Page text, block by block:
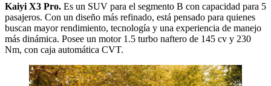
Kaiyi X3 Pro. Es un SUV para el segmento B con capacidad para 5
pasajeros. Con un diseño más refinado, está pensado para quienes
buscan mayor rendimiento, tecnología y una experiencia de manejo
más dinámica. Posee un motor 1.5 turbo naftero de 145 cv y 230
Nm, con caja automática CVT.